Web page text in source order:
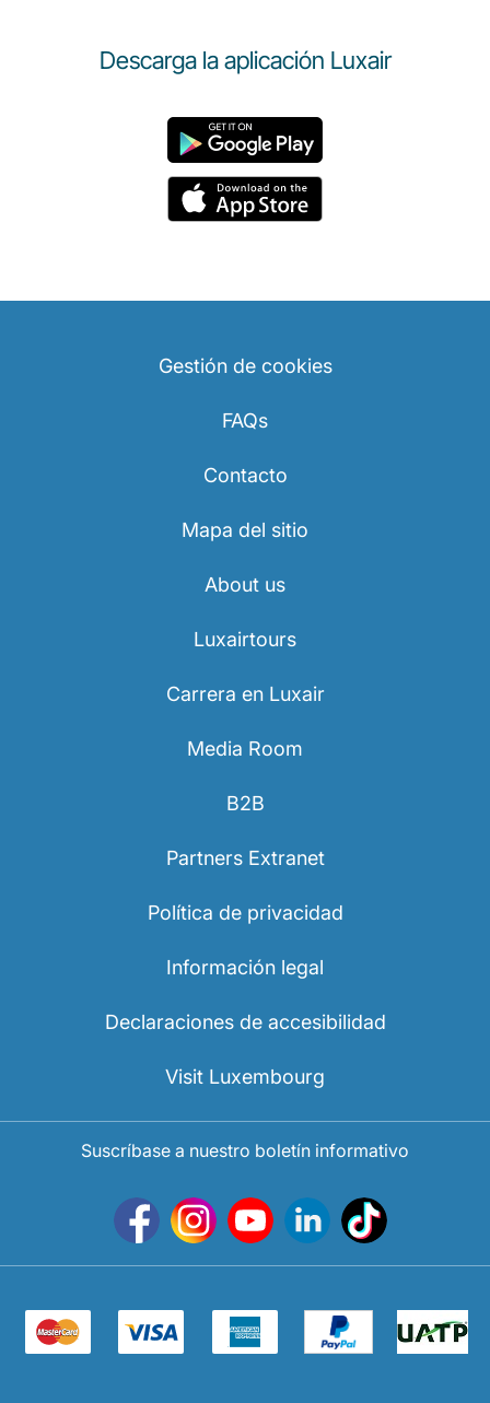
Descarga la aplicación Luxair
Gestión de cookies
FAQs
Contacto
Mapa del sitio
About us
Luxairtours
Carrera en Luxair
Media Room
B2B
Partners Extranet
Política de privacidad
Información legal
Declaraciones de accesibilidad
Visit Luxembourg
Suscríbase a nuestro boletín informativo